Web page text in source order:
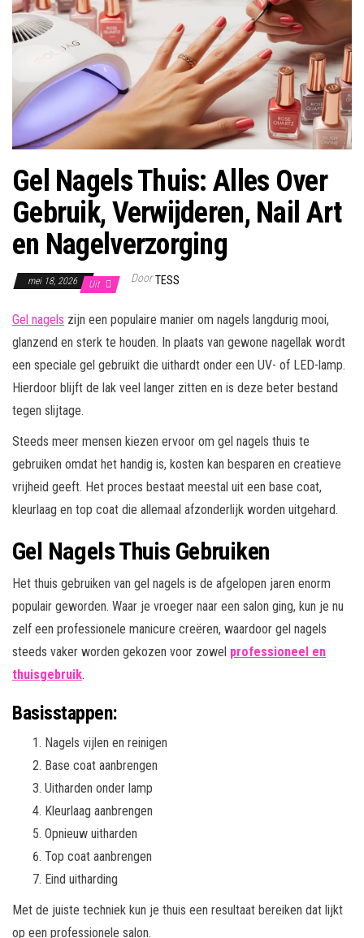
Gel Nagels Thuis: Alles Over
Gebruik, Verwijderen, Nail Art
en Nagelverzorging
mei 18, 2026 Uit Door TESS
Gel nagels zijn een populaire manier om nagels langdurig mooi,
glanzend en sterk te houden. In plaats van gewone nagellak wordt
een speciale gel gebruikt die uithardt onder een UV- of LED-lamp.
Hierdoor blijft de lak veel langer zitten en is deze beter bestand
tegen slijtage.
Steeds meer mensen kiezen ervoor om gel nagels thuis te
gebruiken omdat het handig is, kosten kan besparen en creatieve
vrijheid geeft. Het proces bestaat meestal uit een base coat,
kleurlaag en top coat die allemaal afzonderlijk worden uitgehard.
Gel Nagels Thuis Gebruiken
Het thuis gebruiken van gel nagels is de afgelopen jaren enorm
populair geworden. Waar je vroeger naar een salon ging, kun je nu
zelf een professionele manicure creëren, waardoor gel nagels
steeds vaker worden gekozen voor zowel professioneel en
thuisgebruik.
Basisstappen:
Nagels vijlen en reinigen
Base coat aanbrengen
Uitharden onder lamp
Kleurlaag aanbrengen
Opnieuw uitharden
Top coat aanbrengen
Eind uitharding
Met de juiste techniek kun je thuis een resultaat bereiken dat lijkt
op een professionele salon.